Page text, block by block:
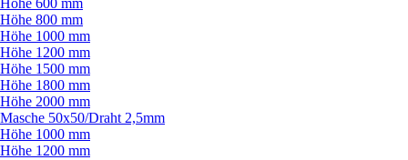
Höhe 600 mm
Höhe 800 mm
Höhe 1000 mm
Höhe 1200 mm
Höhe 1500 mm
Höhe 1800 mm
Höhe 2000 mm
Masche 50x50/Draht 2,5mm
Höhe 1000 mm
Höhe 1200 mm